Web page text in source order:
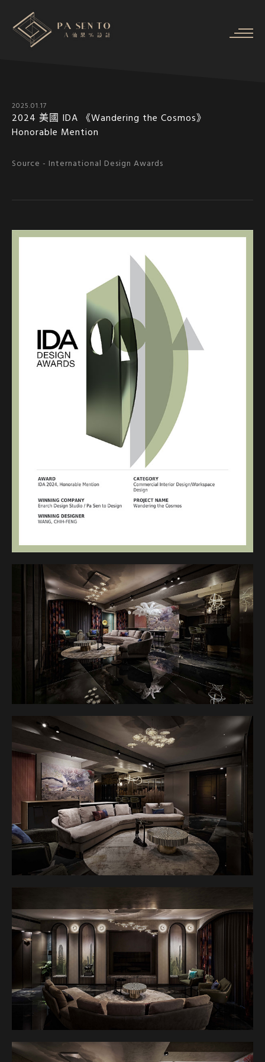
2025.01.17
2024 美國 IDA 《Wandering the Cosmos》
Honorable Mention
Source - International Design Awards